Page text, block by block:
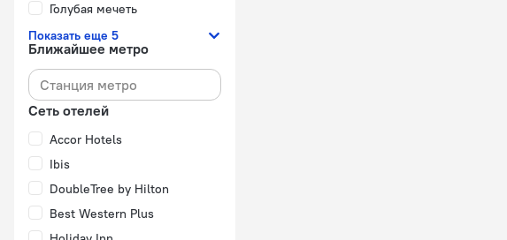
Голубая мечеть
Показать еще 5
Ближайшее метро
Сеть отелей
Accor Hotels
Ibis
DoubleTree by Hilton
Best Western Plus